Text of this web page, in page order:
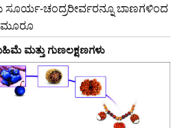
ಸೂರ್ಯ-ಚಂದ್ರರೀರ್ವರನ್ನೂ ಬಾಣಗಳಿಂದ
ಮೂರೂ
ಮತ್ತು ಗುಣಲಕ್ಷಣಗಳು